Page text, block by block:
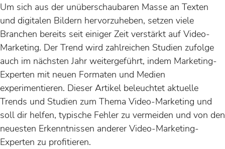
Um sich aus der unüberschaubaren Masse an Texten
und digitalen Bildern hervorzuheben, setzen viele
Branchen bereits seit einiger Zeit verstärkt auf Video-
Marketing. Der Trend wird zahlreichen Studien zufolge
auch im nächsten Jahr weitergeführt, indem Marketing-
Experten mit neuen Formaten und Medien
experimentieren. Dieser Artikel beleuchtet aktuelle
Trends und Studien zum Thema Video-Marketing und
soll dir helfen, typische Fehler zu vermeiden und von den
neuesten Erkenntnissen anderer Video-Marketing-
Experten zu profitieren.